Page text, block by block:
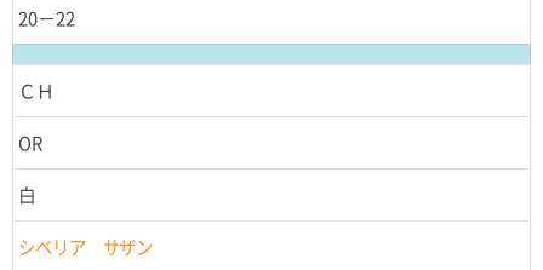
20－22
ＣＨ
OR
白
シベリア サザン